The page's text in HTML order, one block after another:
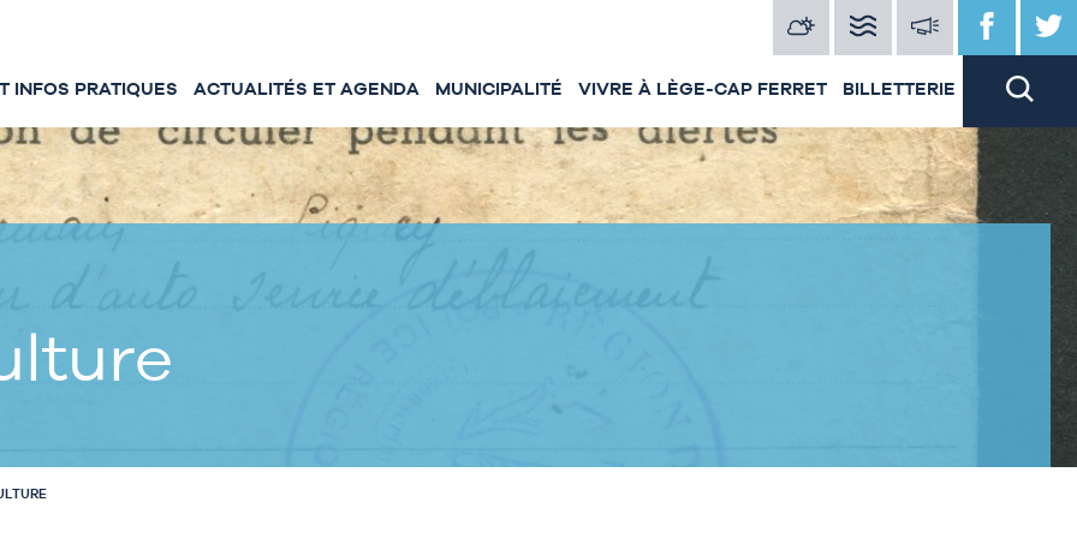
INFOS PRATIQUES ACTUALITÉS ET AGENDA MUNICIPALITÉ VIVRE À LÈGE-CAP FERRET BILLETTERIE